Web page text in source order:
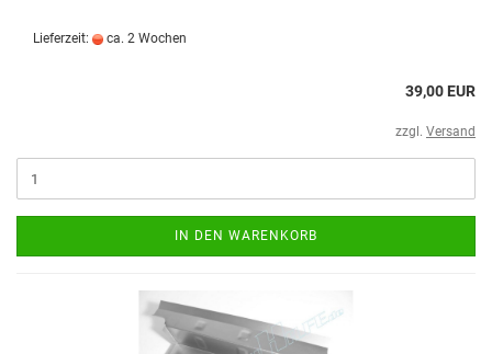
Lieferzeit: ca. 2 Wochen
39,00 EUR
zzgl. Versand
IN DEN WARENKORB